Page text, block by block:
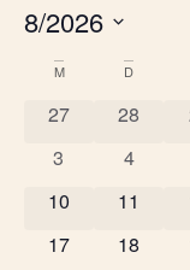
8/2026
wählen.
Kalender
von
M D
0
27 0
28
0
3 0
4
0
10 0
11
0
17 0
18